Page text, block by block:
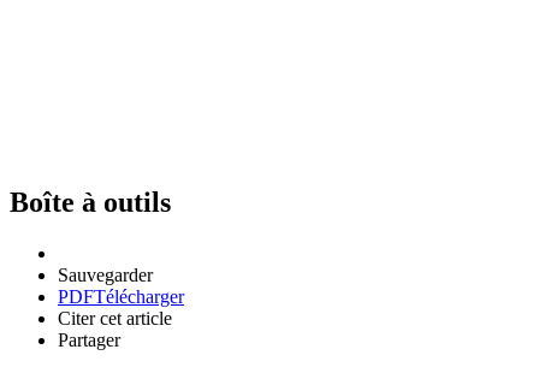
Boîte à outils
Sauvegarder
PDFTélécharger
Citer cet article
Partager